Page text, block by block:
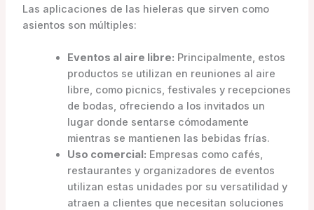
Las aplicaciones de las hieleras que sirven como
asientos son múltiples:
Eventos al aire libre: Principalmente, estos
productos se utilizan en reuniones al aire
libre, como picnics, festivales y recepciones
de bodas, ofreciendo a los invitados un
lugar donde sentarse cómodamente
mientras se mantienen las bebidas frías.
Uso comercial: Empresas como cafés,
restaurantes y organizadores de eventos
utilizan estas unidades por su versatilidad y
atraen a clientes que necesitan soluciones